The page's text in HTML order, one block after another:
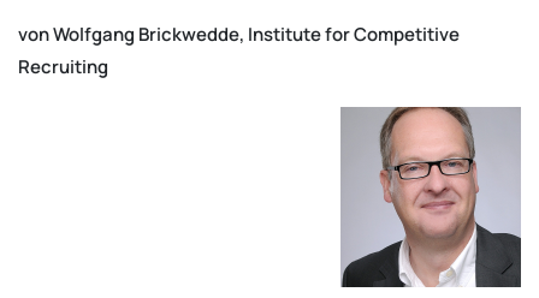
von Wolfgang Brickwedde, Institute for Competitive
Recruiting